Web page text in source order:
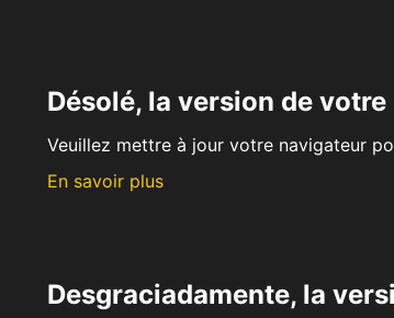
Désolé, la version de
Veuillez mettre à jour votre navigateur
En savoir plus
Desgraciadamente, la